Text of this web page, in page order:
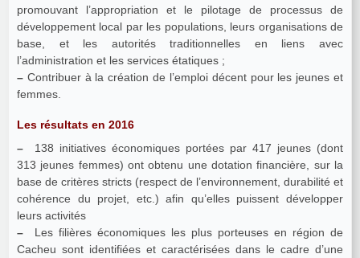
promouvant l’appropriation et le pilotage de processus de
développement local par les populations, leurs organisations de
base, et les autorités traditionnelles en liens avec
l’administration et les services étatiques ;
– Contribuer à la création de l’emploi décent pour les jeunes et
femmes.
Les résultats en 2016
– 138 initiatives économiques portées par 417 jeunes (dont
313 jeunes femmes) ont obtenu une dotation financière, sur la
base de critères stricts (respect de l’environnement, durabilité et
cohérence du projet, etc.) afin qu’elles puissent développer
leurs activités
– Les filières économiques les plus porteuses en région de
Cacheu sont identifiées et caractérisées dans le cadre d’une